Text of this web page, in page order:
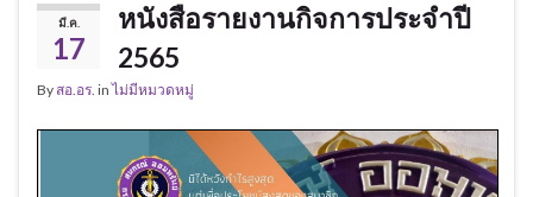
มี.ค.
17
หนังสือรายงานกิจการประจำปี
2565
By สอ.อร. inไม่มีหมวดหมู่